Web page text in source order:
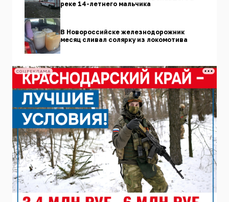
реке 14-летнего мальчика
В Новороссийске железнодорожник
месяц сливал солярку из локомотива
СОЦРЕКЛАМА